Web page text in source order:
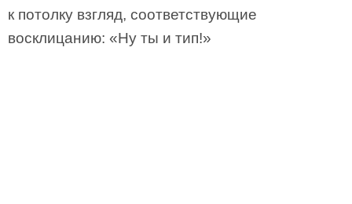
к потолку взгляд, соответствующие
восклицанию: «Ну ты и тип!»